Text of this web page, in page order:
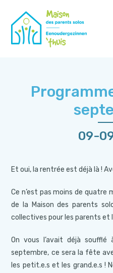
09-
Et oui, la rentrée est déjà là !
Ce n’est pas moins de quatre
de la Maison des parents
collectives pour les parents et
On vous l’avait déjà soufflé
septembre, ce sera la fête
les petit.e.s et les grand.e.s !